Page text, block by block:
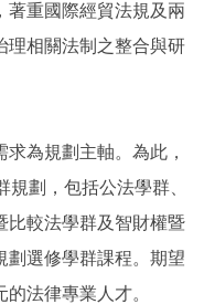
著重國際經貿法規及兩
理相關法制之整合與研
為規劃主軸。為此，
劃，包括公法學群、
比較法學群及智財權暨
劃選修學群課程。期望
法律專業人才。